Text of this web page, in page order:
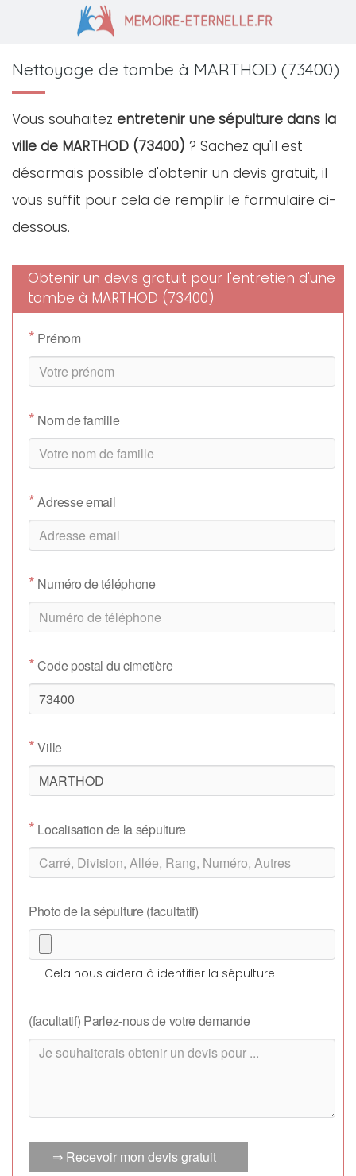
Nettoyage de tombe à MARTHOD (73400)
Vous souhaitez entretenir une sépulture dans la
ville de MARTHOD (73400) ? Sachez qu'il est
désormais possible d'obtenir un devis gratuit, il
vous suffit pour cela de remplir le formulaire ci-
dessous.
Obtenir un devis gratuit pour l'entretien d'une
tombe à MARTHOD (73400)
* Prénom
* Nom de famille
*Adresse email
* Numéro de téléphone
*Code postal du cimetière
*Ville
* Localisation de la sépulture
Photo de la sépulture (facultatif)
Cela nous aidera à identifier la sépulture
(facultatif) Parlez-nous de votre demande
⇒ Recevoir mon devis gratuit